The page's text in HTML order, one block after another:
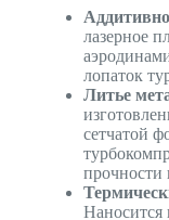
лазерное
лопаток
Литье
сетчатой
прочности